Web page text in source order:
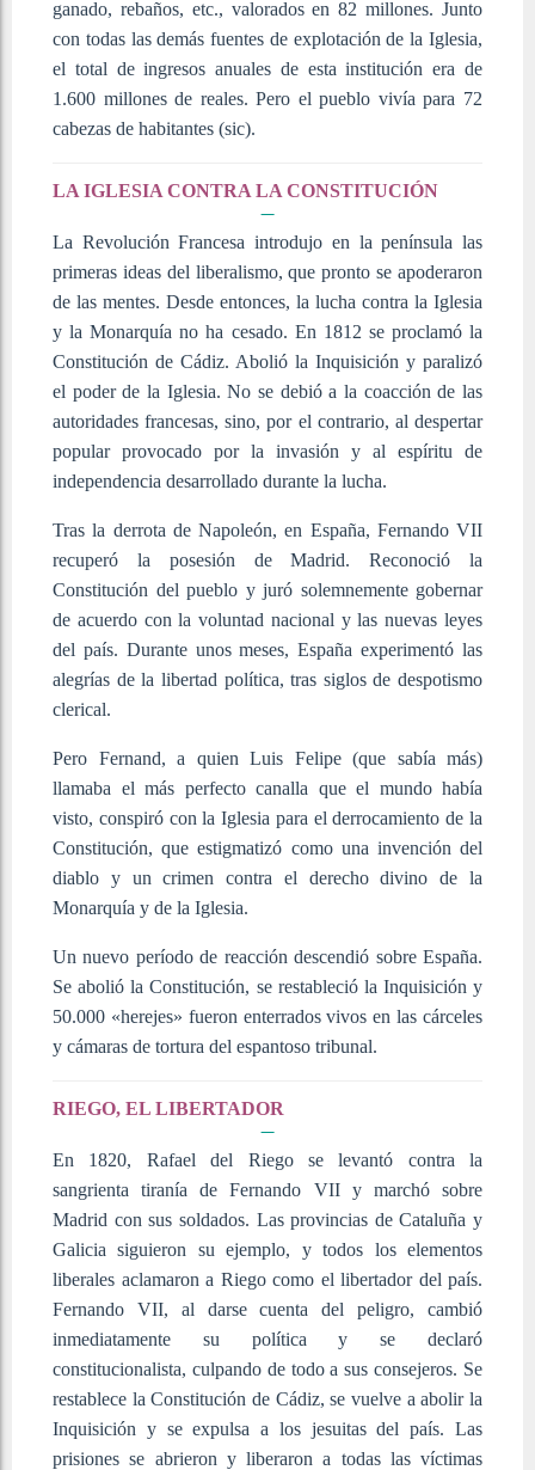
ganado, rebaños, etc., valorados en 82 millones. Junto
con todas las demás fuentes de explotación de la Iglesia,
el total de ingresos anuales de esta institución era de
1.600 millones de reales. Pero el pueblo vivía para 72
cabezas de habitantes (sic).
LA IGLESIA CONTRA LA CONSTITUCIÓN
La Revolución Francesa introdujo en la península las
primeras ideas del liberalismo, que pronto se apoderaron
de las mentes. Desde entonces, la lucha contra la Iglesia
y la Monarquía no ha cesado. En 1812 se proclamó la
Constitución de Cádiz. Abolió la Inquisición y paralizó
el poder de la Iglesia. No se debió a la coacción de las
autoridades francesas, sino, por el contrario, al despertar
popular provocado por la invasión y al espíritu de
independencia desarrollado durante la lucha.
Tras la derrota de Napoleón, en España, Fernando VII
recuperó la posesión de Madrid. Reconoció la
Constitución del pueblo y juró solemnemente gobernar
de acuerdo con la voluntad nacional y las nuevas leyes
del país. Durante unos meses, España experimentó las
alegrías de la libertad política, tras siglos de despotismo
clerical.
Pero Fernand, a quien Luis Felipe (que sabía más)
llamaba el más perfecto canalla que el mundo había
visto, conspiró con la Iglesia para el derrocamiento de la
Constitución, que estigmatizó como una invención del
diablo y un crimen contra el derecho divino de la
Monarquía y de la Iglesia.
Un nuevo período de reacción descendió sobre España.
Se abolió la Constitución, se restableció la Inquisición y
50.000 «herejes» fueron enterrados vivos en las cárceles
y cámaras de tortura del espantoso tribunal.
RIEGO, EL LIBERTADOR
En 1820, Rafael del Riego se levantó contra la
sangrienta tiranía de Fernando VII y marchó sobre
Madrid con sus soldados. Las provincias de Cataluña y
Galicia siguieron su ejemplo, y todos los elementos
liberales aclamaron a Riego como el libertador del país.
Fernando VII, al darse cuenta del peligro, cambió
inmediatamente su política y se declaró
constitucionalista, culpando de todo a sus consejeros. Se
restablece la Constitución de Cádiz, se vuelve a abolir la
Inquisición y se expulsa a los jesuitas del país. Las
prisiones se abrieron y liberaron a todas las víctimas